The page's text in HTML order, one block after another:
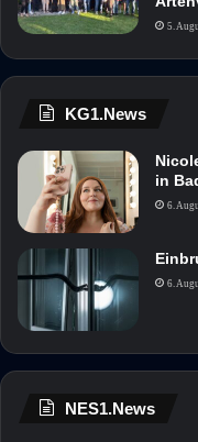
5.
KG1.News
in
6.
6.
NES1.News